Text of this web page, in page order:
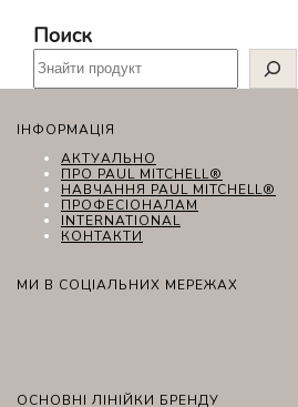
товару
Поиск
ІНФОРМАЦІЯ
АКТУАЛЬНО
ПРО PAUL MITCHELL®
НАВЧАННЯ PAUL MITCHELL®
ПРОФЕСІОНАЛАМ
INTERNATIONAL
КОНТАКТИ
МИ В СОЦІАЛЬНИХ МЕРЕЖАХ
ОСНОВНІ ЛІНІЙКИ БРЕНДУ